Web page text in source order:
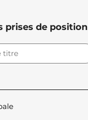
prises de position